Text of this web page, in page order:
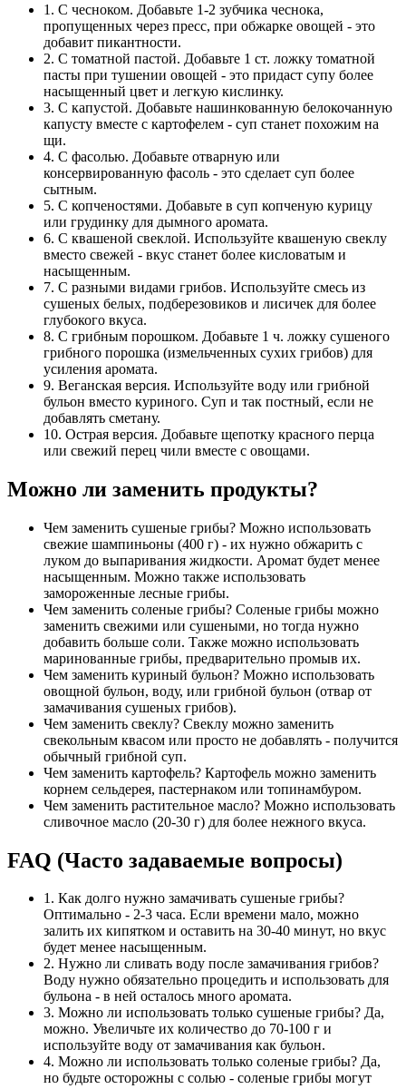
1. С чесноком. Добавьте 1-2 зубчика чеснока,
пропущенных через пресс, при обжарке овощей - это
добавит пикантности.
2. С томатной пастой. Добавьте 1 ст. ложку томатной
пасты при тушении овощей - это придаст супу более
насыщенный цвет и легкую кислинку.
3. С капустой. Добавьте нашинкованную белокочанную
капусту вместе с картофелем - суп станет похожим на
щи.
4. С фасолью. Добавьте отварную или
консервированную фасоль - это сделает суп более
сытным.
5. С копченостями. Добавьте в суп копченую курицу
или грудинку для дымного аромата.
6. С квашеной свеклой. Используйте квашеную свеклу
вместо свежей - вкус станет более кисловатым и
насыщенным.
7. С разными видами грибов. Используйте смесь из
сушеных белых, подберезовиков и лисичек для более
глубокого вкуса.
8. С грибным порошком. Добавьте 1 ч. ложку сушеного
грибного порошка (измельченных сухих грибов) для
усиления аромата.
9. Веганская версия. Используйте воду или грибной
бульон вместо куриного. Суп и так постный, если не
добавлять сметану.
10. Острая версия. Добавьте щепотку красного перца
или свежий перец чили вместе с овощами.
Можно ли заменить продукты?
Чем заменить сушеные грибы? Можно использовать
свежие шампиньоны (400 г) - их нужно обжарить с
луком до выпаривания жидкости. Аромат будет менее
насыщенным. Можно также использовать
замороженные лесные грибы.
Чем заменить соленые грибы? Соленые грибы можно
заменить свежими или сушеными, но тогда нужно
добавить больше соли. Также можно использовать
маринованные грибы, предварительно промыв их.
Чем заменить куриный бульон? Можно использовать
овощной бульон, воду, или грибной бульон (отвар от
замачивания сушеных грибов).
Чем заменить свеклу? Свеклу можно заменить
свекольным квасом или просто не добавлять - получится
обычный грибной суп.
Чем заменить картофель? Картофель можно заменить
корнем сельдерея, пастернаком или топинамбуром.
Чем заменить растительное масло? Можно использовать
сливочное масло (20-30 г) для более нежного вкуса.
FAQ (Часто задаваемые вопросы)
1. Как долго нужно замачивать сушеные грибы?
Оптимально - 2-3 часа. Если времени мало, можно
залить их кипятком и оставить на 30-40 минут, но вкус
будет менее насыщенным.
2. Нужно ли сливать воду после замачивания грибов?
Воду нужно обязательно процедить и использовать для
бульона - в ней осталось много аромата.
3. Можно ли использовать только сушеные грибы? Да,
можно. Увеличьте их количество до 70-100 г и
используйте воду от замачивания как бульон.
4. Можно ли использовать только соленые грибы? Да,
но будьте осторожны с солью - соленые грибы могут